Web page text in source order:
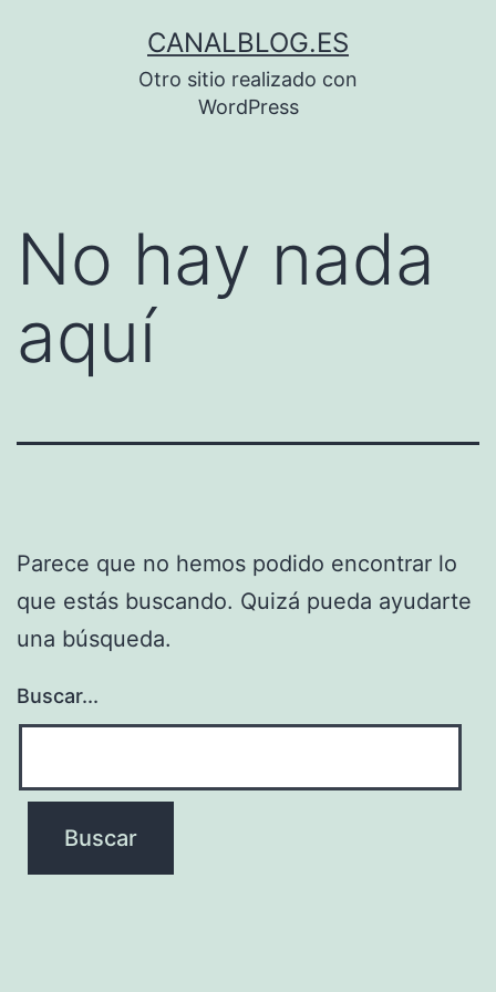
CANALBLOG.ES
Otro sitio realizado con
WordPress
No hay nada
aquí
Parece que no hemos podido encontrar lo
que estás buscando. Quizá pueda ayudarte
una búsqueda.
Buscar...